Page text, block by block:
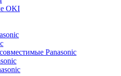
OKI
Panasonic